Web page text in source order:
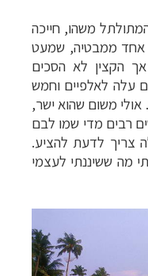
משהו, חייכה
אחד ממבטיה, שמעט
הקצין לא הסכים
עלה לאלפיים וחמש
משום שהוא ישר,
רבים מדי שמו לבם
צריך לדעת להציע.
מה ששיננתי לעצמי